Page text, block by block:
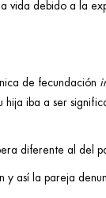
vida debido a la
de fecundación
hija iba a ser
diferente al del
así la pareja